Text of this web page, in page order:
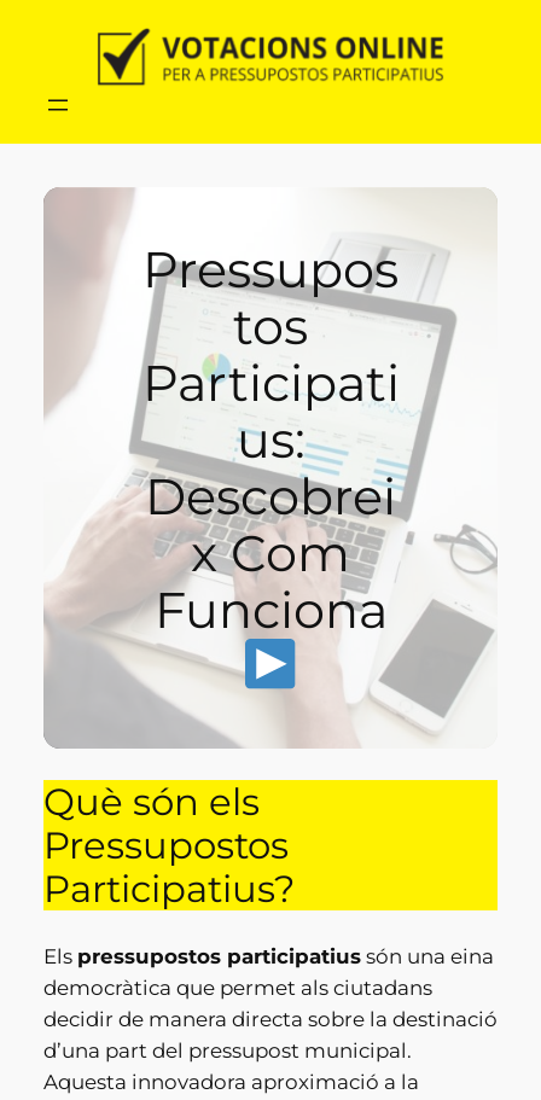
contingut
Pressupos
tos
Participati
us:
Descobrei
x Com
Funciona
Què són els
Pressupostos
Participatius?
Els pressupostos participatiussón una eina
democràtica que permet als ciutadans
decidir de manera directa sobre la destinació
d’una part del pressupost municipal.
Aquesta innovadora aproximació a la